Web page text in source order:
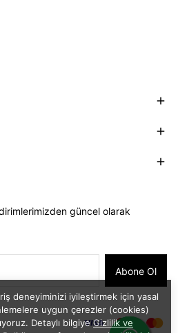
deneyiminizi iyileştirmek için yasal
uygun çerezler (cookies)
Detaylı bilgiyeGizlilik ve
güncel olarak
Abone Ol